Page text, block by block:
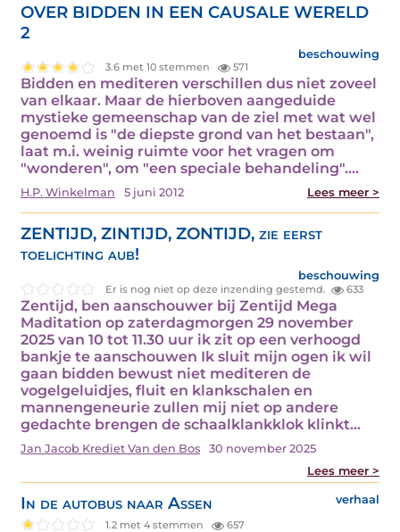
OVER BIDDEN IN EEN CAUSALE WERELD
2
beschouwing
3.6 met 10 stemmen 571
Bidden en mediteren verschillen dus niet zoveel
van elkaar. Maar de hierboven aangeduide
mystieke gemeenschap van de ziel met wat wel
genoemd is "de diepste grond van het bestaan",
laat m.i. weinig ruimte voor het vragen om
"wonderen", om "een speciale behandeling".…
H.P. Winkelman 5 juni 2012 Lees meer >
ZENTIJD, ZINTIJD, ZONTIJD, zie eerst
toelichting aub!
beschouwing
Er is nog niet op deze inzending gestemd. 633
Zentijd, ben aanschouwer bij Zentijd Mega
Maditation op zaterdagmorgen 29 november
2025 van 10 tot 11.30 uur ik zit op een verhoogd
bankje te aanschouwen Ik sluit mijn ogen ik wil
gaan bidden bewust niet mediteren de
vogelgeluidjes, fluit en klankschalen en
mannengeneurie zullen mij niet op andere
gedachte brengen de schaalklankklok klinkt…
Jan Jacob Krediet Van den Bos
30 november 2025
Lees meer >
In de autobus naar Assen verhaal
1.2 met 4 stemmen 657